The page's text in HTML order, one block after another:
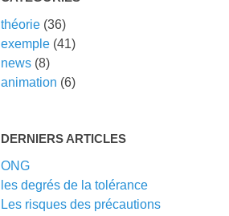
théorie (36)
exemple (41)
news (8)
animation (6)
DERNIERS ARTICLES
ONG
les degrés de la tolérance
Les risques des précautions